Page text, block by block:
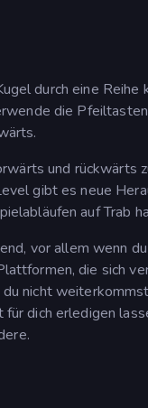
durch eine
die
und rückwärts
gibt es neue
auf Trab
vor allem wenn
die sich
nicht
dich erledigen